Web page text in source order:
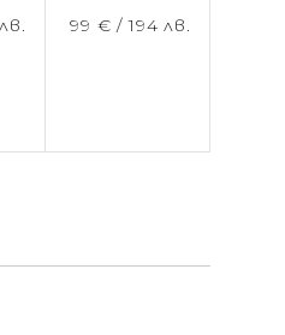
99 € /194 лв.